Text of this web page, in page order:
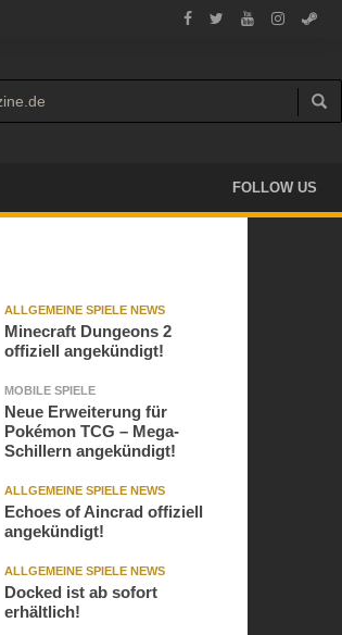
FOLLOW US
ALLGEMEINE SPIELE NEWS
Minecraft Dungeons 2
offiziell angekündigt!
MOBILE SPIELE
Neue Erweiterung für
Pokémon TCG – Mega-
Schillern angekündigt!
ALLGEMEINE SPIELE NEWS
Echoes of Aincrad offiziell
angekündigt!
ALLGEMEINE SPIELE NEWS
Docked ist ab sofort
erhältlich!